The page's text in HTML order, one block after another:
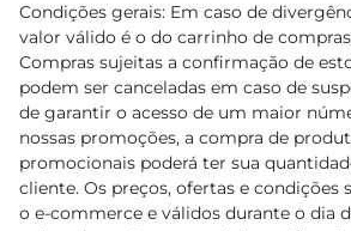
Condições gerais: Em caso de
valor válido é o do carrinho de
Compras sujeitas a confirmação de
podem ser canceladas em caso de
de garantir o acesso de um maior
nossas promoções, a compra de
promocionais poderá ter sua
cliente. Os preços, ofertas e condições
o e-commerce e válidos durante o dia